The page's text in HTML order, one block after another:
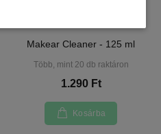
Makear Cleaner - 125 ml
Több, mint 20 db raktáron
1.290 Ft
Kosárba